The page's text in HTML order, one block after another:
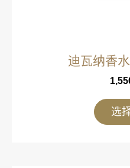
迪瓦纳香
选